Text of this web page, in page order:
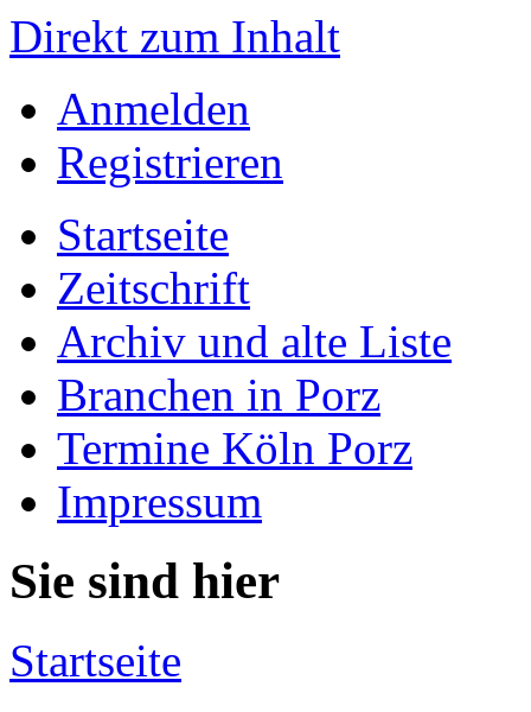
Direkt zum Inhalt
Anmelden
Registrieren
Startseite
Zeitschrift
Archiv und alte Liste
Branchen in Porz
Termine Köln Porz
Impressum
Sie sind hier
Startseite